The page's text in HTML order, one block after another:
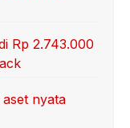
Rp 2.743.000
nyata